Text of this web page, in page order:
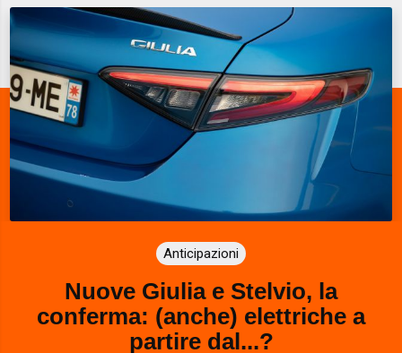
Anticipazioni
Nuove Giulia e Stelvio, la
conferma: (anche) elettriche a
partire dal...?